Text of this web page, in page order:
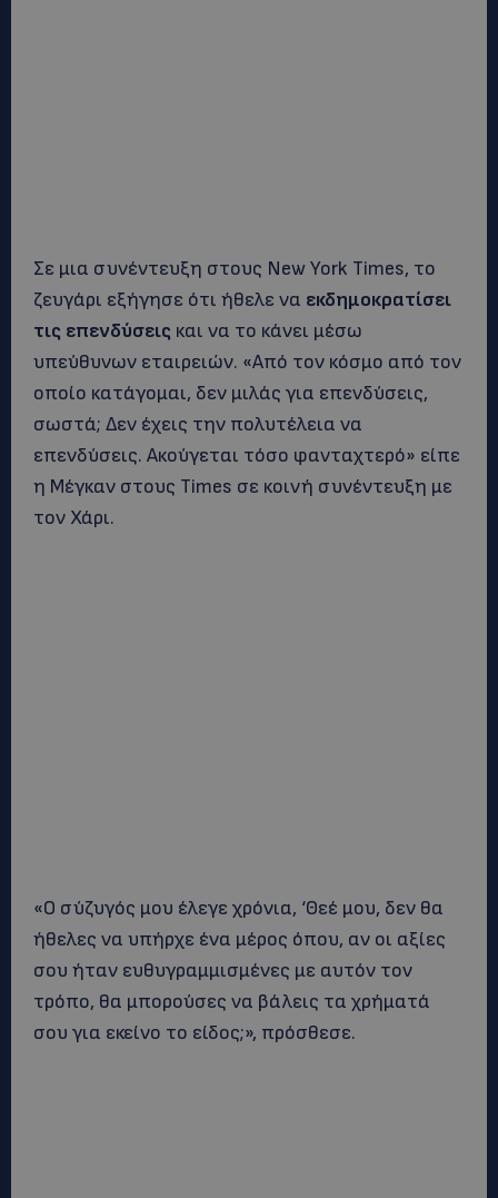
Σε μια συνέντευξη στους New York Times, το
ζευγάρι εξήγησε ότι ήθελε να εκδημοκρατίσει
τις επενδύσεις και να το κάνει μέσω
υπεύθυνων εταιρειών. «Από τον κόσμο από τον
οποίο κατάγομαι, δεν μιλάς για επενδύσεις,
σωστά; Δεν έχεις την πολυτέλεια να
επενδύσεις. Ακούγεται τόσο φανταχτερό» είπε
η Μέγκαν στους Times σε κοινή συνέντευξη με
τον Χάρι.
«Ο σύζυγός μου έλεγε χρόνια, ‘Θεέ μου, δεν θα
ήθελες να υπήρχε ένα μέρος όπου, αν οι αξίες
σου ήταν ευθυγραμμισμένες με αυτόν τον
τρόπο, θα μπορούσες να βάλεις τα χρήματά
σου για εκείνο το είδος;», πρόσθεσε.